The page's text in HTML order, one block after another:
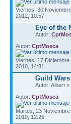
Viernes, 30 Noviembre
2012, 10:57
Eye of the
Autor:
Autor: CptMosca
Viernes, 17 Diciembre
2010, 14:31
Guild
Autor: Albert
Autor: CptMosca
Martes, 23 Noviembre
2010, 12:25